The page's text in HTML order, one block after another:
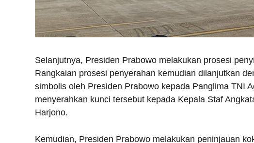
Selanjutnya, Presiden Prabowo melakukan prosesi
Rangkaian prosesi penyerahan kemudian dilanjutkan
simbolis oleh Presiden Prabowo kepada Panglima TNI
menyerahkan kunci tersebut kepada Kepala Staf
Harjono.
Kemudian, Presiden Prabowo melakukan peninjauan